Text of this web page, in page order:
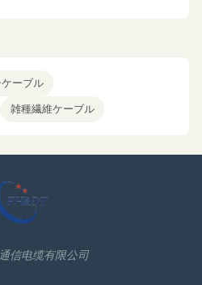
ーブル
雑種繊維ケーブル
信电缆有限公司